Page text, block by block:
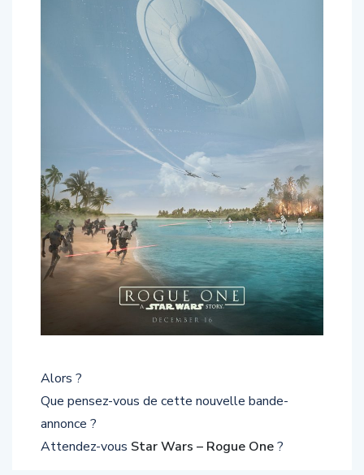
Alors ?
Que pensez-vous de cette nouvelle bande-
annonce ?
Attendez-vous Star Wars – Rogue One?